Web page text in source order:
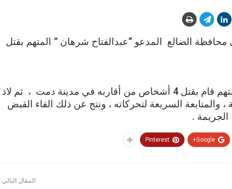
الضالع المدعو “عبدالفتاح شرهان ” المتهم بقتل
وأوضحت شرطة المديرية أن المتهم قام بقتل 4 أشخاص من أقاربه في مدينة دمت ، ثم لاذ
، والمتابعة السريعة لتحركاته ، ونتج عن ذلك القاء القبض
.
Google+
Pinterest
المقال التالي